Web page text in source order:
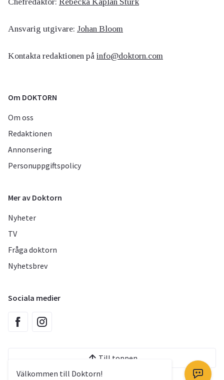
Välkommen till Doktorn!
Ansvarig utgivare: Johan Bloom
Kontakta redaktionen på info@doktorn.com
Om DOKTORN
Om oss
Redaktionen
Annonsering
Personuppgiftspolicy
Mer av Doktorn
Nyheter
TV
Fråga doktorn
Nyhetsbrev
Sociala medier
Till toppen